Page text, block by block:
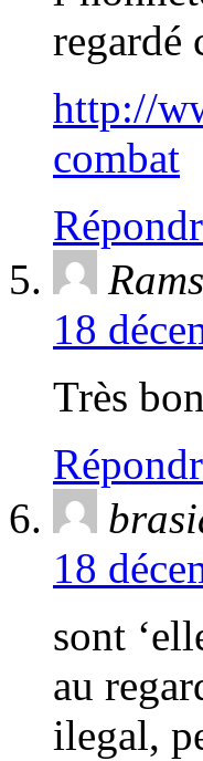
regardé
http://
combat
18
Très
18
sont
au
ilegal,